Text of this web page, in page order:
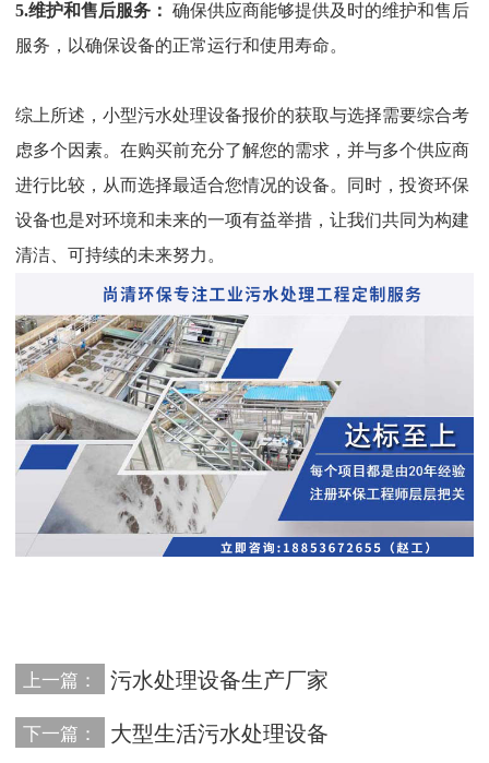
5.维护和售后服务： 确保供应商能够提供及时的维护和售后
服务，以确保设备的正常运行和使用寿命。
综上所述，小型污水处理设备报价的获取与选择需要综合考
虑多个因素。在购买前充分了解您的需求，并与多个供应商
进行比较，从而选择最适合您情况的设备。同时，投资环保
设备也是对环境和未来的一项有益举措，让我们共同为构建
清洁、可持续的未来努力。
上一篇： 污水处理设备生产厂家
下一篇： 大型生活污水处理设备